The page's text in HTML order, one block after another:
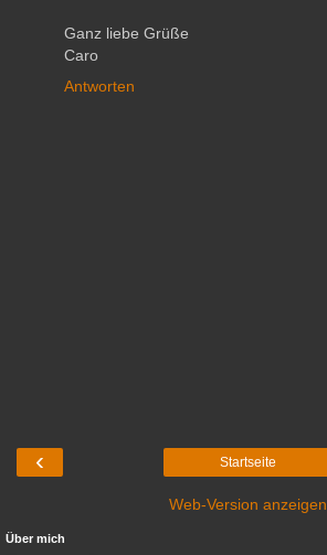
Ganz liebe Grüße
Caro
Antworten
‹ Startseite
Web-Version anzeigen
Über mich